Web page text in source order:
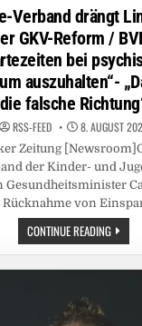
in
Verband drängt
GKV-Reform /
bei
auszuhalten“-
die falsche
RSS-FEED 8. AUGUST
Zeitung
der Kinder- und
Gesundheitsminister
Rücknahme von
CONTINUE READING
VERBAND